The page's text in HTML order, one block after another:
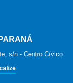
s/n - Centro Cívico